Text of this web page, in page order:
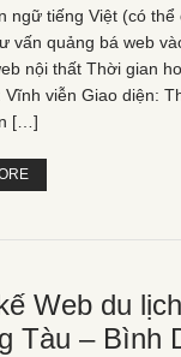
ngữ tiếng Việt (có
vấn quảng bá web
nội thất Thời gian
Vĩnh viễn Giao diện:
[…]
Web du
Tàu – Bình